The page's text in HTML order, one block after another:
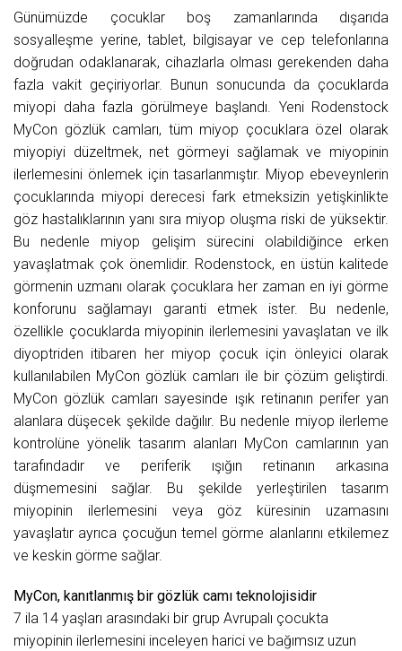
Günümüzde çocuklar boş zamanlarında dışarıda
sosyalleşme yerine, tablet, bilgisayar ve cep telefonlarına
doğrudan odaklanarak, cihazlarla olması gerekenden daha
fazla vakit geçiriyorlar. Bunun sonucunda da çocuklarda
miyopi daha fazla görülmeye başlandı. Yeni Rodenstock
MyCon gözlük camları, tüm miyop çocuklara özel olarak
miyopiyi düzeltmek, net görmeyi sağlamak ve miyopinin
ilerlemesini önlemek için tasarlanmıştır. Miyop ebeveynlerin
çocuklarında miyopi derecesi fark etmeksizin yetişkinlikte
göz hastalıklarının yanı sıra miyop oluşma riski de yüksektir.
Bu nedenle miyop gelişim sürecini olabildiğince erken
yavaşlatmak çok önemlidir. Rodenstock, en üstün kalitede
görmenin uzmanı olarak çocuklara her zaman en iyi görme
konforunu sağlamayı garanti etmek ister. Bu nedenle,
özellikle çocuklarda miyopinin ilerlemesini yavaşlatan ve ilk
diyoptriden itibaren her miyop çocuk için önleyici olarak
kullanılabilen MyCon gözlük camları ile bir çözüm geliştirdi.
MyCon gözlük camları sayesinde ışık retinanın perifer yan
alanlara düşecek şekilde dağılır. Bu nedenle miyop ilerleme
kontrolüne yönelik tasarım alanları MyCon camlarının yan
tarafındadır ve periferik ışığın retinanın arkasına
düşmemesini sağlar. Bu şekilde yerleştirilen tasarım
miyopinin ilerlemesini veya göz küresinin uzamasını
yavaşlatır ayrıca çocuğun temel görme alanlarını etkilemez
ve keskin görme sağlar.
MyCon, kanıtlanmış bir gözlük camı teknolojisidir
7 ila 14 yaşları arasındaki bir grup Avrupalı çocukta
miyopinin ilerlemesini inceleyen harici ve bağımsız uzun